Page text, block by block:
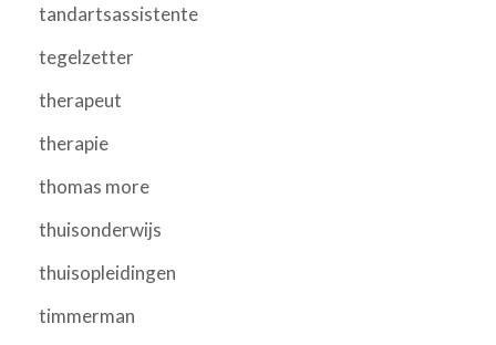
tandartsassistente
tegelzetter
therapeut
therapie
thomas more
thuisonderwijs
thuisopleidingen
timmerman